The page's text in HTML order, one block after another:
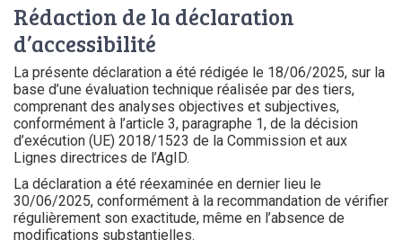
Rédaction de la déclaration
d’accessibilité
La présente déclaration a été rédigée le 18/06/2025, sur la
base d’une évaluation technique réalisée par des tiers,
comprenant des analyses objectives et subjectives,
conformément à l’article 3, paragraphe 1, de la décision
d’exécution (UE) 2018/1523 de la Commission et aux
Lignes directrices de l’AgID.
La déclaration a été réexaminée en dernier lieu le
30/06/2025, conformément à la recommandation de vérifier
régulièrement son exactitude, même en l’absence de
modifications substantielles.